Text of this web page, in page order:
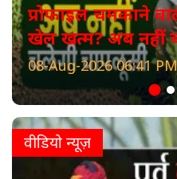
प्रोफाइल चमकाने
खेल खत्म? अब नहीं
08-Aug-2026 06:41 PM
वीडियो न्यूज़